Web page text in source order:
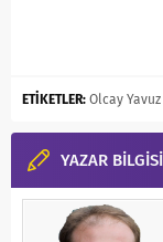
ETİKETLER: Olcay Yavuz
YAZAR BİLGİSİ